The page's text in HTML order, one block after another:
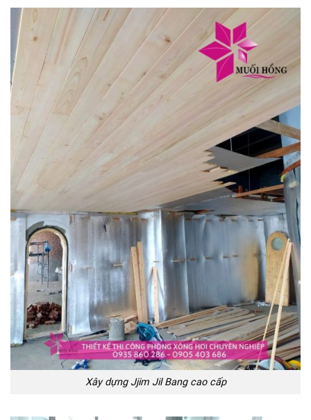
Xây dựng Jjim Jil Bang cao cấp